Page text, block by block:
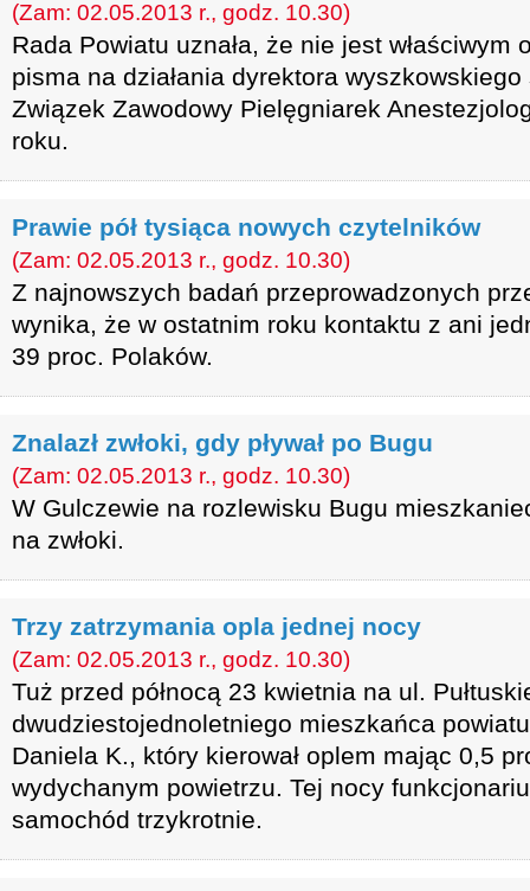
(Zam: 02.05.2013 r., godz. 10.30)
Rada Powiatu uznała, że nie jest właściwym
pisma na działania dyrektora wyszkowskiego
Związek Zawodowy Pielęgniarek
roku.
Prawie pół tysiąca nowych czytelników
(Zam: 02.05.2013 r., godz. 10.30)
Z najnowszych badań przeprowadzonych
wynika, że w ostatnim roku kontaktu z ani
39 proc. Polaków.
Znalazł zwłoki, gdy pływał po Bugu
(Zam: 02.05.2013 r., godz. 10.30)
W Gulczewie na rozlewisku Bugu
na zwłoki.
Trzy zatrzymania opla jednej nocy
(Zam: 02.05.2013 r., godz. 10.30)
Tuż przed północą 23 kwietnia na ul.
dwudziestojednoletniego mieszkańca
Daniela K., który kierował oplem mając 0,5
wydychanym powietrzu. Tej nocy
samochód trzykrotnie.